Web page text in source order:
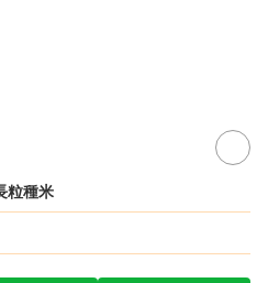
粒種米